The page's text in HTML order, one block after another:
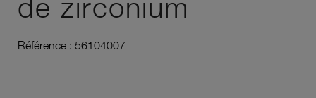
de zirconium
Référence : 56104007